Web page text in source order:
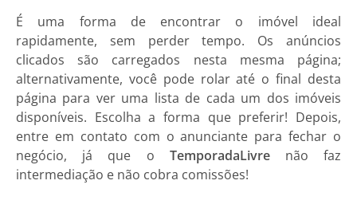
É uma forma de encontrar o imóvel ideal
rapidamente, sem perder tempo. Os anúncios
clicados são carregados nesta mesma página;
alternativamente, você pode rolar até o final desta
página para ver uma lista de cada um dos imóveis
disponíveis. Escolha a forma que preferir! Depois,
entre em contato com o anunciante para fechar o
negócio, já que o TemporadaLivrenão faz
intermediação e não cobra comissões!